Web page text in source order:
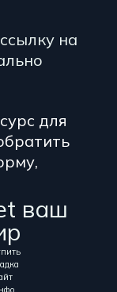
на
для
ваш